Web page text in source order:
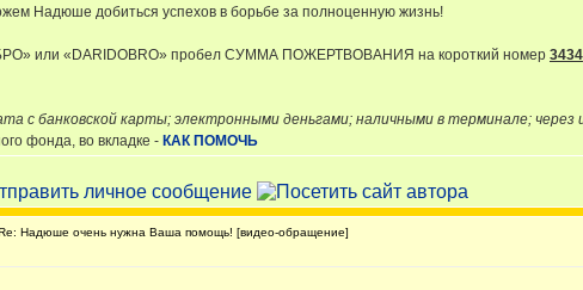
Надюше добиться успехов в борьбе за полноценную жизнь!
или «DARIDOBRO» пробел СУММА ПОЖЕРТВОВАНИЯ на короткий номер 3434
с банковской карты; электронными деньгами; наличными в терминале;
фонда, во вкладке - КАК ПОМОЧЬ
Надюше очень нужна Ваша помощь! [видео-обращение]